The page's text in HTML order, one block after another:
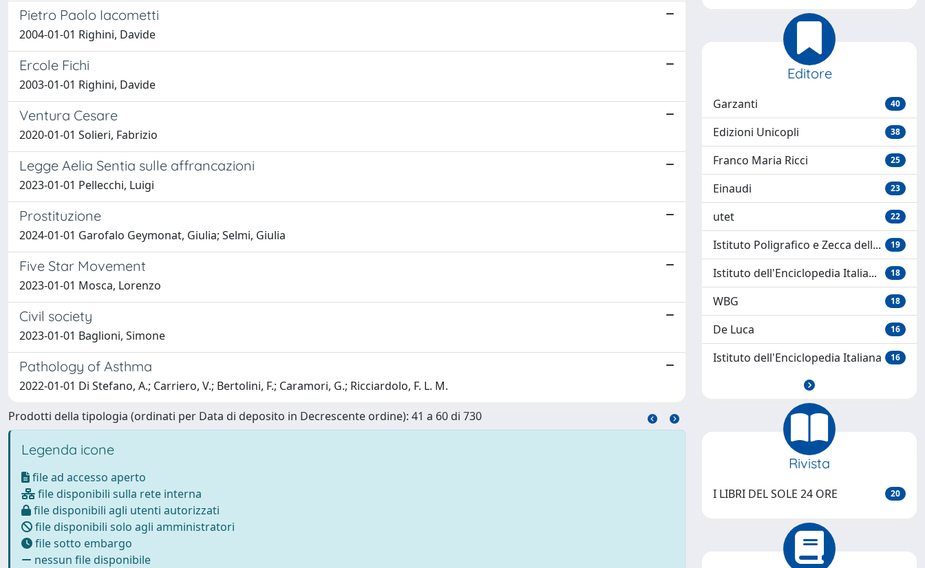
Pietro Paolo Iacometti
2004-01-01 Righini, Davide
Ercole Fichi
2003-01-01 Righini, Davide
Ventura Cesare
2020-01-01 Solieri, Fabrizio
Legge Aelia Sentia sulle affrancazioni
2023-01-01 Pellecchi, Luigi
Prostituzione
2024-01-01 Garofalo Geymonat, Giulia; Selmi, Giulia
Five Star Movement
2023-01-01 Mosca, Lorenzo
Civil society
2023-01-01 Baglioni, Simone
Pathology of Asthma
2022-01-01 Di Stefano, A.; Carriero, V.; Bertolini, F.; Caramori, G.; Ricciardolo, F. L. M.
Prodotti della tipologia (ordinati per Data di deposito in Decrescente ordine): 41 a 60 di 730
Legenda icone
file ad accesso aperto
file disponibili sulla rete interna
file disponibili agli utenti autorizzati
file disponibili solo agli amministratori
file sotto embargo
nessun file disponibile
Editore
Garzanti 40
Edizioni Unicopli 38
Franco Maria Ricci 25
Einaudi 23
utet 22
Istituto Poligrafico e Zecca dell... 19
Istituto dell'Enciclopedia Italia... 18
WBG 18
De Luca 16
Istituto dell'Enciclopedia Italiana 16
Rivista
I LIBRI DEL SOLE 24 ORE 20